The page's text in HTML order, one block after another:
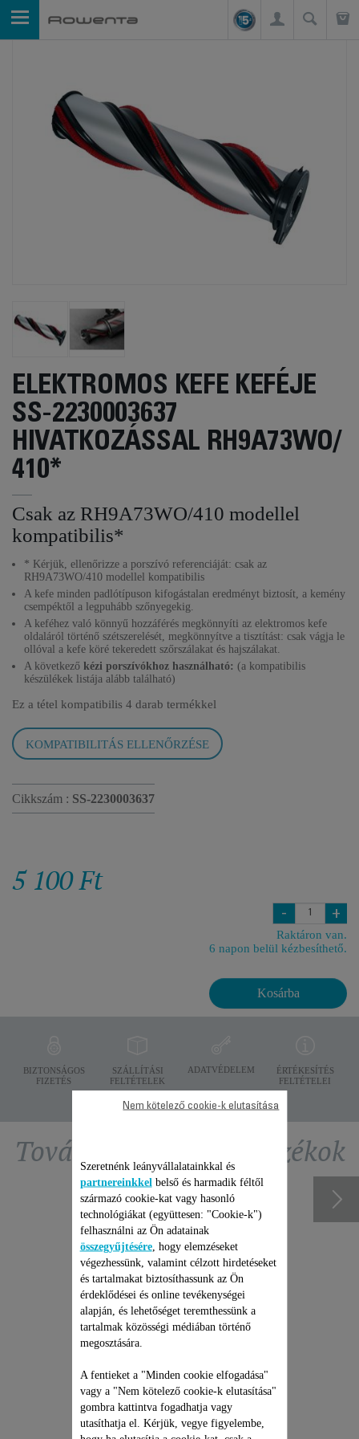
ELEKTROMOS KEFE KEFÉJE
SS-2230003637
HIVATKOZÁSSAL RH9A73WO/
410*
Csak az RH9A73WO/410 modellel
kompatibilis*
* Kérjük, ellenőrizze a porszívó referenciáját: csak az
RH9A73WO/410 modellel kompatibilis
A kefe minden padlótípuson kifogástalan eredményt biztosít, a kemény
csempéktől a legpuhább szőnyegekig.
A keféhez való könnyű hozzáférés megkönnyíti az elektromos kefe
oldaláról történő szétszerelését, megkönnyítve a tisztítást: csak vágja le
ollóval a kefe köré tekeredett szőrszálakat és hajszálakat.
A következő kézi porszívókhoz használható: (a kompatibilis
készülékek listája alább található)
Ez a tétel kompatibilis 4 darab termékkel
KOMPATIBILITÁS ELLENŐRZÉSE
Cikkszám : SS-2230003637
5 100 Ft
- +
Raktáron van.
6 napon belül kézbesíthető.
Kosárba
BIZTONSÁGOS
FIZETÉS
SZÁLLÍTÁSI
FELTÉTELEK
ADATVÉDELEM
ÉRTÉKESÍTÉS
FELTÉTELEI
További ajánlott tartozékok
ROWENTA ÁLLÓ
PORSZÍVÓ JAVÍTÁSI
CSOMAG
Árajánlat, meglepetések nélkül
és 6 hónapos kiterjesztett
Szeretnénk leányvállalatainkkal és
partnereinkkel belső és harmadik féltől
származó cookie-kat vagy hasonló
technológiákat (együttesen: "Cookie-k")
felhasználni az Ön adatainak
összegyűjtésére, hogy elemzéseket
végezhessünk, valamint célzott hirdetéseket
és tartalmakat biztosíthassunk az Ön
érdeklődései és online tevékenységei
alapján, és lehetőséget teremthessünk a
tartalmak közösségi médiában történő
megosztására.
A fentieket a "Minden cookie elfogadása"
vagy a "Nem kötelező cookie-k elutasítása"
gombra kattintva fogadhatja vagy
utasíthatja el. Kérjük, vegye figyelembe,
Nem kötelező cookie-k elutasítása